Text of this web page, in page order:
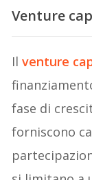
Venture
Ilventure
fase di
forniscono